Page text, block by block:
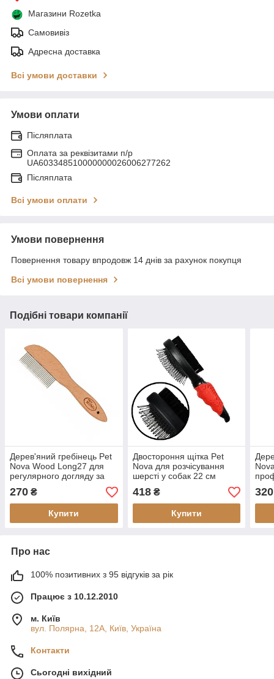
Магазини Rozetka
Самовивіз
Адресна доставка
Всі умови доставки
Умови оплати
Післяплата
Оплата за реквізитами п/р
UA603348510000000026006277262
Післяплата
Всі умови оплати
Умови повернення
Повернення товару впродовж 14 днів за рахунок покупця
Всі умови повернення
Подібні товари компанії
Дерев'яний гребінець Pet
Nova Wood Long27 для
регулярного догляду за
шерстю
270 ₴
Купити
Двостороння щітка Pet
Nova для розчісування
шерсті у собак 22 см
418₴
Купити
320
Про нас
100% позитивних з 95 відгуків за рік
Працює з 10.12.2010
м. Київ
вул. Полярна, 12А, Київ, Україна
Контакти
Сьогодні вихідний